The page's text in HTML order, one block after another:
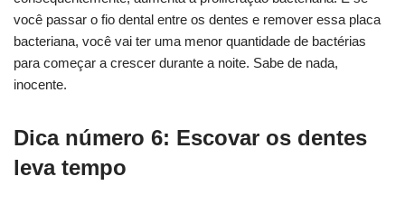
você passar o fio dental entre os dentes e remover essa placa
bacteriana, você vai ter uma menor quantidade de bactérias
para começar a crescer durante a noite. Sabe de nada,
inocente.
Dica número 6: Escovar os dentes
leva tempo